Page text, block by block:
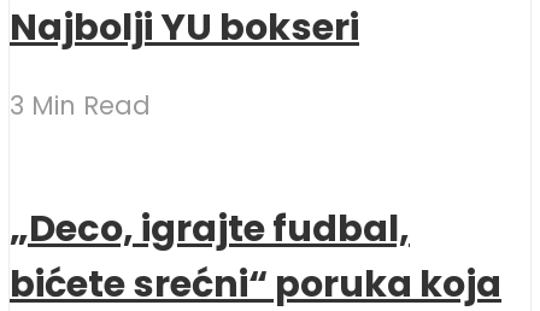
Najbolji YU bokseri
3 Min Read
„Deco, igrajte fudbal,
bićete srećni“ poruka koja